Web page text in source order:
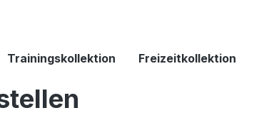
Trainingskollektion Freizeitkollektion